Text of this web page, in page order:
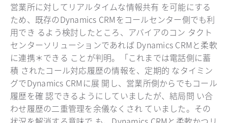
営業所に対してリアルタイムな情報共有 を可能にする
ため、既存のDynamics CRMをコールセンター側でも利
用でき るよう検討したところ、アバイアのコン タクト
センターソリューションであれば Dynamics CRMと柔軟
に連携＊できる ことが判明。「これまでは電話側に蓄
積 されたコール対応履歴の情報を、定期的 なタイミン
グでDynamics CRMに展 開し、営業所側からでもコール
履歴を確 認できるようにしていましたが、結局問 い合
わせ履歴の二重管理を余儀なくされ ていました。その